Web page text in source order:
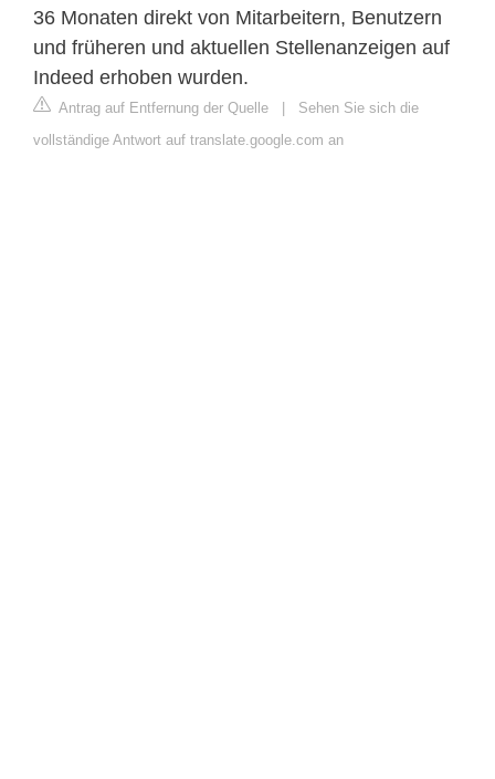
36 Monaten direkt von Mitarbeitern, Benutzern
und früheren und aktuellen Stellenanzeigen auf
Indeed erhoben wurden.
Antrag auf Entfernung der Quelle | Sehen Sie sich die
vollständige Antwort auf translate.google.com an